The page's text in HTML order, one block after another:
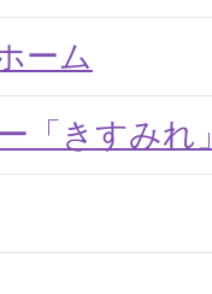
ーム
「きすみれ